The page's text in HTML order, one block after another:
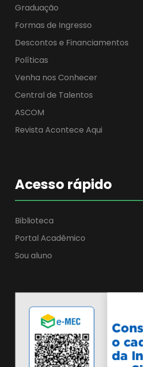
Graduação
Formas de Ingresso
Descontos e Financiamentos
Políticas
Venha nos Conhecer
Central de Talentos
ASCOM
Revista Acontece Aqui
Acesso rápido
Biblioteca
Portal Acadêmico
Sou aluno